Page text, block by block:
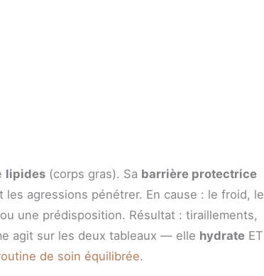
lipides (corps gras). Sa barrière protectrice
les agressions pénétrer. En cause : le froid, le
une prédisposition. Résultat : tiraillements,
agit sur les deux tableaux — elle hydrate ET
de soin équilibrée.